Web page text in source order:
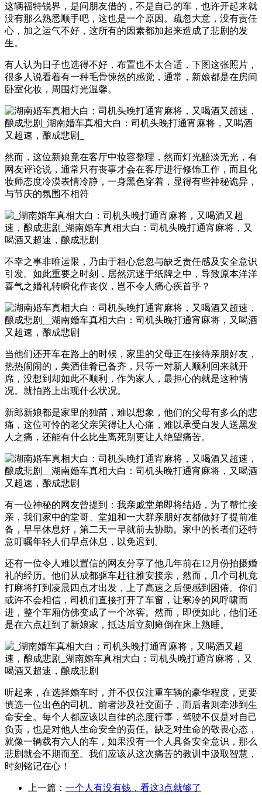
这辆福特锐界，是问朋友借的，不是自己的车，也许开起来就
没有那么熟悉顺手吧，这也是一个原因。疏忽大意，没有责任
心，加之运气不好，这所有的因素都加起来造成了悲剧的发
生。
有人认为日子也选得不好，布置也不太合适，下图这张照片，
很多人说看着有一种毛骨悚然的感觉，通常，新娘都是在房间
卧室化妆，周围灯光温馨。
然而，这位新娘竟在客厅中妆容整理，然而灯光黯淡无光，有
网友评论说，通常只有丧事才会在客厅进行修饰工作，而且化
妆师态度冷漠表情冷静，一身黑色穿着，显得有些神秘诡异，
与节庆的氛围不相符
不幸之事非唯运限，乃由于粗心怠忽与缺乏责任感及安全意识
引发。如此重要之时刻，居然沉迷于纸牌之中，导致原本洋洋
喜气之婚礼转瞬化作丧仪，岂不令人痛心疾首乎？
当他们还开车在路上的时候，家里的父母正在接待亲朋好友，
热热闹闹的，美酒佳肴已备齐，只等一对新人顺利回来就开
席，没想到却如此不顺利，作为家人，最担心的就是这种情
况。就怕路上出现什么状况。
新郎新娘都是家里的独苗，难以想象，他们的父母有多么的悲
痛，这位可怜的老父亲哭得让人心痛，难以承受白发人送黑发
人之痛，还能有什么比生离死别更让人绝望痛苦。
有一位神秘的网友曾提到：我亲戚堂弟即将结婚，为了帮忙接
亲，我们家中的堂哥、堂姐和一大群亲朋好友都做好了提前准
备，早早休息好，第二天一早就前去协助。家中的长者们还特
意叮嘱年轻人们早点休息，以免迟到。
还有一位令人难以置信的网友分享了他几年前在12月份拍摄婚
礼的经历。他们从成都驱车赶往雅安接亲，然而，几个司机竟
打麻将打到凌晨四点才出发，上了高速之后便感到困倦。你们
或许不会相信，司机们直接打开了车窗，让寒冷的风呼啸而
进，整个车厢仿佛变成了一个冰窖。然而，即便如此，他们还
是在六点赶到了新娘家，抵达后立刻瘫倒在床上熟睡。
听起来，在选择婚车时，并不仅仅注重车辆的豪华程度，更要
慎选一位出色的司机。前者涉及社交面子，而后者则牵涉到生
命安全。每个人都应该以自律的态度行事，驾驶不仅是对自己
负责，也是对他人生命安全的责任。缺乏对生命的敬畏心态，
就像一辆载有六人的车，如果没有一个人具备安全意识，那么
悲剧就会不期而至。我们应该从这次痛苦的教训中汲取智慧，
时刻铭记在心！
上一篇： 一个人有没有钱，看这3点就够了